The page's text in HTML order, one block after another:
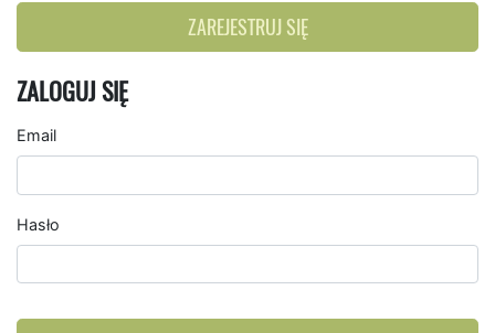
ZAREJESTRUJ SIĘ
ZALOGUJ SIĘ
Email
Hasło